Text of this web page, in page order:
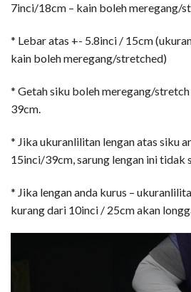
7inci/18cm – kain boleh meregang/
* Lebar atas +- 5.8inci / 15cm
kain boleh meregang/stretched)
* Getah siku boleh meregang/
39cm.
* Jika ukuranlilitan lengan atas siku
15inci/39cm, sarung lengan ini tidak
* Jika lengan anda kurus –
kurang dari 10inci / 25cm akan